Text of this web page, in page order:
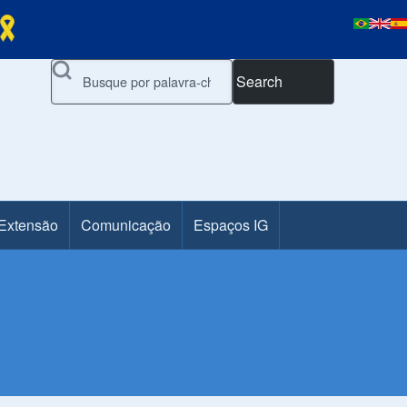
Search
Comunicação Espaços IG